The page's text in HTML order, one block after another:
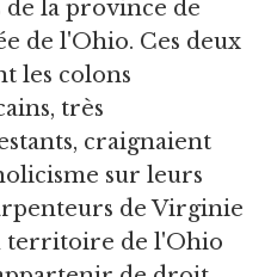
la province de
de l'Ohio. Ces deux
les colons
très
craignaient
sur leurs
de Virginie
territoire de l'Ohio